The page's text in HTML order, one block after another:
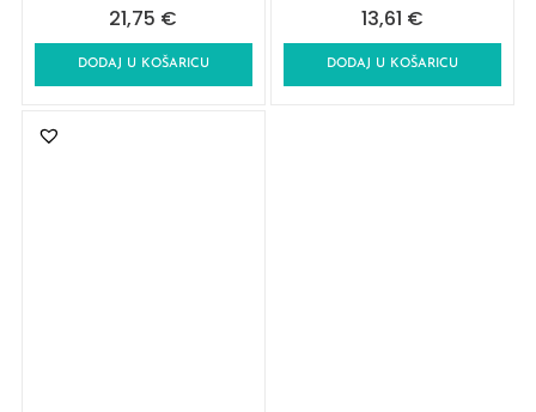
21,75 €
DODAJ U KOŠARICU
13,61 €
DODAJ U KOŠARICU